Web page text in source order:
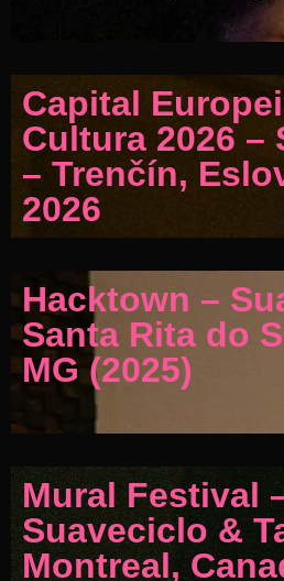
Capital
Cultura 2026 –
– Trenčín,
2026
Hacktown –
Santa Rita do
MG (2025)
Mural Festival
Suaveciclo &
Montreal,